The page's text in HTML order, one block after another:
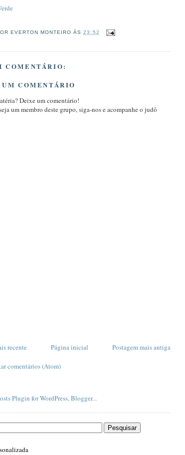
EVERTON MONTEIRO ÀS23:52
COMENTÁRIO:
UM COMENTÁRIO
Deixe um comentário!
um membro deste grupo, siga-nos e acompanhe o judô
recente Postagem mais antiga
Página inicial
comentários (Atom)